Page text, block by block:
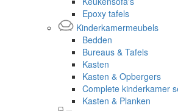
Epoxy tafels
Kinderkamermeubels
Bedden
Bureaus & Tafels
Kasten
Kasten & Opbergers
Complete kinderkamer
Kasten & Planken